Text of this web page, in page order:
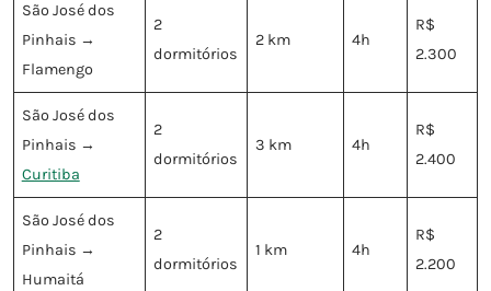
São José dos
Pinhais →
Flamengo
2
dormitórios
2 km 4h
R$
2.300
São José dos
Pinhais →
Curitiba
2
dormitórios
3 km 4h
R$
2.400
São José dos
Pinhais →
Humaitá
2
dormitórios
1 km 4h
R$
2.200